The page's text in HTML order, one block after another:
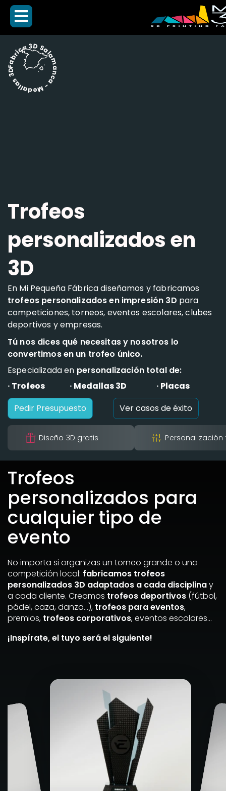
Fabrica 3D Salamanca - Medallas 3D -
Trofeos
personalizados en
3D
En Mi Pequeña Fábrica diseñamos y fabricamos
trofeos personalizados en impresión 3D para
competiciones, torneos, eventos escolares, clubes
deportivos y empresas.
Tú nos dices qué necesitas y nosotros lo
convertimos en un trofeo único.
Especializada en personalización total de:
· Trofeos
· Medallas 3D
· Placas
Pedir Presupuesto
Ver casos de éxito
Diseño 3D gratis
Trofeos
personalizados para
cualquier tipo de
evento
No importa si organizas un torneo grande o una
competición local: fabricamos trofeos
personalizados 3D adaptados a cada disciplinay
a cada cliente. Creamos trofeos deportivos (fútbol,
pádel, caza, danza…), trofeos para eventos,
premios, trofeos corporativos, eventos escolares…
¡Inspírate, el tuyo será el siguiente!